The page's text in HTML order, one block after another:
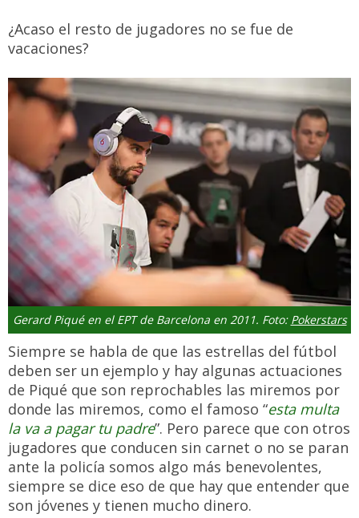
¿Acaso el resto de jugadores no se fue de
vacaciones?
Gerard Piqué en el EPT de Barcelona en 2011. Foto: Pokerstars
Siempre se habla de que las estrellas del fútbol
deben ser un ejemplo y hay algunas actuaciones
de Piqué que son reprochables las miremos por
donde las miremos, como el famoso “esta multa
la va a pagar tu padre”. Pero parece que con otros
jugadores que conducen sin carnet o no se paran
ante la policía somos algo más benevolentes,
siempre se dice eso de que hay que entender que
son jóvenes y tienen mucho dinero.